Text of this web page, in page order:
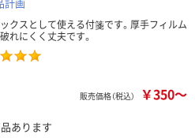
クスとして使える付箋です。厚手フィルム
れにくく丈夫です。
販売価格（税込） ￥350～
あります